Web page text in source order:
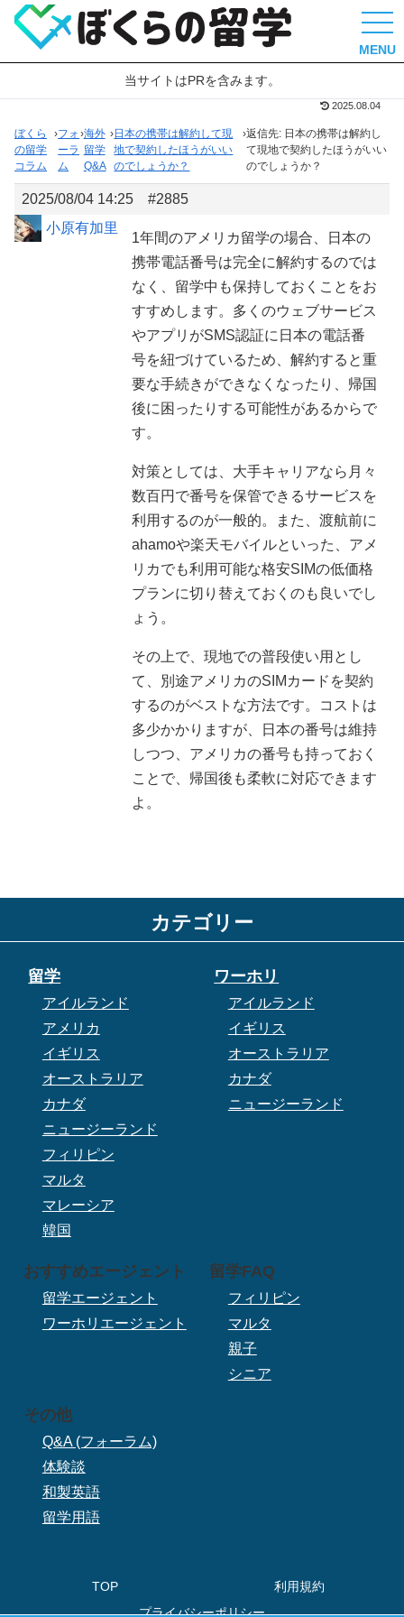
MENU
当サイトはPRを含みます。
2025.08.04
ぼくら
の留学
コラム
›フォ
ーラ
ム
›海外
留学
Q&A
›日本の携帯は解約して現
地で契約したほうがいい
のでしょうか？
›返信先: 日本の携帯は解約し
て現地で契約したほうがいい
のでしょうか？
2025/08/04 14:25
#2885
小原有加里
1年間のアメリカ留学の場合、日本の
携帯電話番号は完全に解約するのでは
なく、留学中も保持しておくことをお
すすめします。多くのウェブサービス
やアプリがSMS認証に日本の電話番
号を紐づけているため、解約すると重
要な手続きができなくなったり、帰国
後に困ったりする可能性があるからで
す。
対策としては、大手キャリアなら月々
数百円で番号を保管できるサービスを
利用するのが一般的。また、渡航前に
ahamoや楽天モバイルといった、アメ
リカでも利用可能な格安SIMの低価格
プランに切り替えておくのも良いでし
ょう。
その上で、現地での普段使い用とし
て、別途アメリカのSIMカードを契約
するのがベストな方法です。コストは
多少かかりますが、日本の番号は維持
しつつ、アメリカの番号も持っておく
ことで、帰国後も柔軟に対応できます
よ。
カテゴリー
留学
アイルランド
アメリカ
イギリス
オーストラリア
カナダ
ニュージーランド
フィリピン
マルタ
マレーシア
韓国
ワーホリ
アイルランド
イギリス
オーストラリア
カナダ
ニュージーランド
おすすめエージェント
留学エージェント
ワーホリエージェント
留学FAQ
フィリピン
マルタ
親子
シニア
その他
Q&A (フォーラム)
体験談
和製英語
留学用語
TOP
利用規約
プライバシーポリシー